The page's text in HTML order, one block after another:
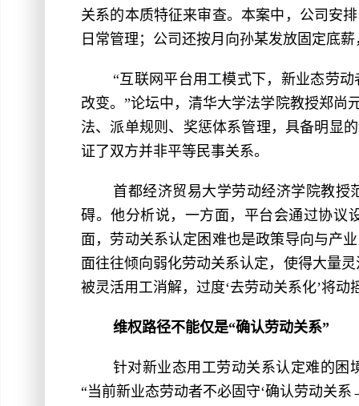
关系的本质特征来审查。本案中，公司安
日常管理；公司还按月向孙某发放固定底
“互联网平台用工模式下，新业态劳
改变。”论坛中，清华大学法学院教授郑尚
法、派单规则、奖惩体系管理，具备明显
证了双方并非平等民事关系。
首都经济贸易大学劳动经济学院教授
碍。他分析说，一方面，平台会通过协议
面，劳动关系认定困难也是政策导向与产
面往往倾向弱化劳动关系认定，使得大量
被灵活用工消解，过度‘去劳动关系化’将
维权路径不能仅是“确认劳动关系”
针对新业态用工劳动关系认定难的困
“当前新业态劳动者不必固守‘确认劳动关